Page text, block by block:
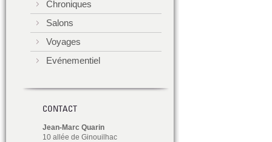
Chroniques
Salons
Voyages
Evénementiel
CONTACT
Jean-Marc Quarin
10 allée de Ginouilhac